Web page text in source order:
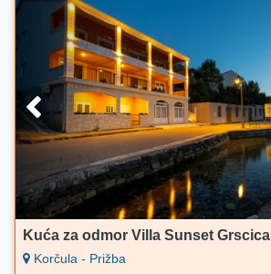
Kuća za odmor Villa Sunset Grscica
Korčula - Prižba